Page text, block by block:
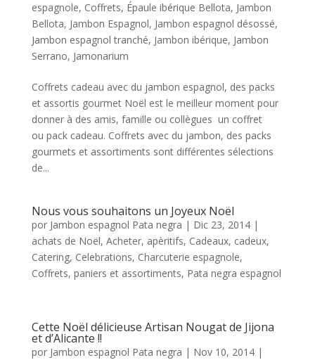
espagnole, Coffrets, Épaule ibérique Bellota, Jambon
Bellota, Jambon Espagnol, Jambon espagnol désossé,
Jambon espagnol tranché, Jambon ibérique, Jambon
Serrano, Jamonarium
Coffrets cadeau avec du jambon espagnol, des packs
et assortis gourmet Noël est le meilleur moment pour
donner à des amis, famille ou collègues un coffret
ou pack cadeau. Coffrets avec du jambon, des packs
gourmets et assortiments sont différentes sélections
de...
Nous vous souhaitons un Joyeux Noël
por Jambon espagnol Pata negra | Dic 23, 2014|
achats de Noël, Acheter, apèritifs, Cadeaux, cadeux,
Catering, Celebrations, Charcuterie espagnole,
Coffrets, paniers et assortiments, Pata negra espagnol
Cette Noël délicieuse Artisan Nougat de Jijona
et d’Alicante !!
por Jambon espagnol Pata negra | Nov 10, 2014|